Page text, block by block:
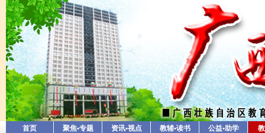
首页 聚焦•专题 资讯•视点 教辅•读书 公益•助学